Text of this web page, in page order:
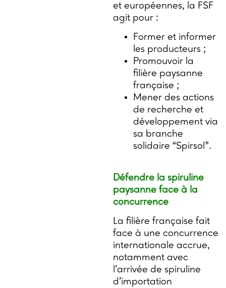
et européennes, la FSF
agit pour :
Former et informer
les producteurs ;
Promouvoir la
filière paysanne
française ;
Mener des actions
de recherche et
développement via
sa branche
solidaire “Spirsol”.
Défendre la spiruline
paysanne face à la
concurrence
La filière française fait
face à une concurrence
internationale accrue,
notamment avec
l’arrivée de spiruline
d’importation